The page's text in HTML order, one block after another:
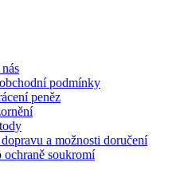
podmínky
peněz
a možnosti doručení
ochraně soukromí